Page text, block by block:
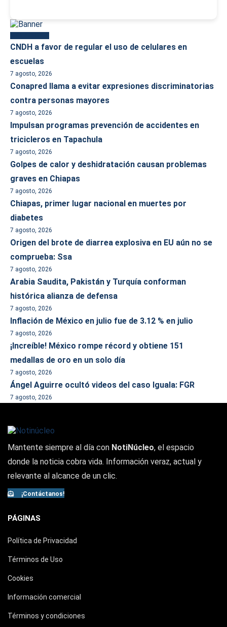
CNDH a favor de regular el uso de celulares en
escuelas
7 agosto, 2026
Conapred llama a evitar expresiones discriminatorias
contra personas mayores
7 agosto, 2026
Impulsan programas prevención de accidentes en
tricicleros en Tapachula
7 agosto, 2026
Golpes de calor y deshidratación causan problemas
graves en Chiapas
7 agosto, 2026
Chiapas, primer lugar nacional en muertes por
diabetes
7 agosto, 2026
Origen del brote de diarrea explosiva en EU aún no se
comprueba: Ssa
7 agosto, 2026
Arabia Saudita, Pakistán y Turquía conforman
histórica alianza de defensa
7 agosto, 2026
Inflación de México en julio fue de 3.12 % en julio
7 agosto, 2026
¡Increíble! México rompe récord y obtiene 151
medallas de oro en un solo día
7 agosto, 2026
Ángel Aguirre ocultó videos del caso Iguala: FGR
7 agosto, 2026
Mantente siempre al día con NotiNúcleo, el espacio
donde la noticia cobra vida. Información veraz, actual y
relevante al alcance de un clic.
¡Contáctanos!
PÁGINAS
Política de Privacidad
Términos de Uso
Cookies
Información comercial
Términos y condiciones